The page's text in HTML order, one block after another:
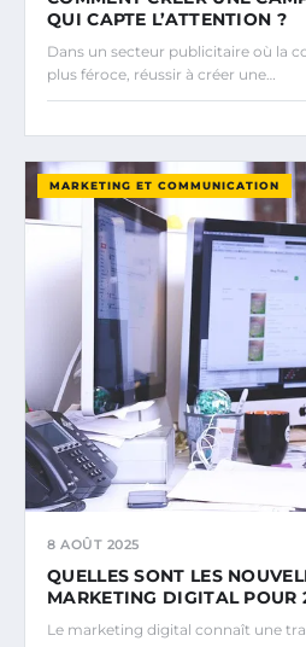
QUI CAPTE L’ATTENTION ?
Dans un secteur publicitaire où la
plus féroce, réussir à créer une…
MARKETING ET COMMUNICATION
8 AOÛT 2025
QUELLES SONT LES
MARKETING DIGITAL POUR
Le marketing digital connaît une